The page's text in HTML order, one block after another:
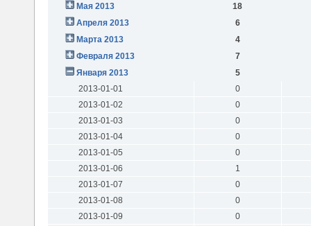
Мая 2013
18
Апреля 2013
6
Марта 2013
4
Февраля 2013
7
Января 2013
5
2013-01-01
0
2013-01-02
0
2013-01-03
0
2013-01-04
0
2013-01-05
0
2013-01-06
1
2013-01-07
0
2013-01-08
0
2013-01-09
0